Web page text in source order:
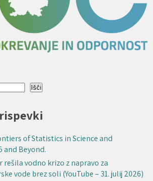
Išči
of Statistics in Science and
and Beyond.
rešila vodno krizo z napravo za
vode brez soli (YouTube – 31. julij 2026)